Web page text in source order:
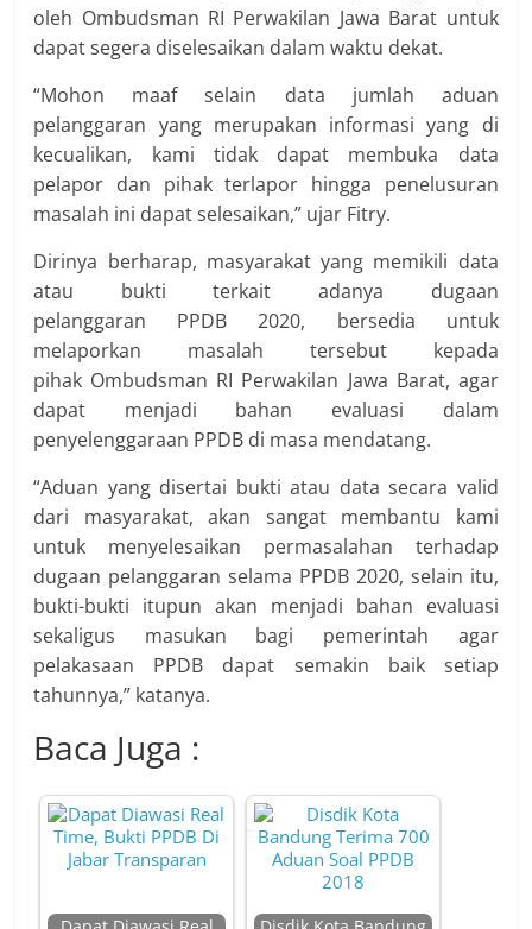
oleh Ombudsman RI Perwakilan Jawa Barat untuk
dapat segera diselesaikan dalam waktu dekat.
“Mohon maaf selain data jumlah aduan
pelanggaran yang merupakan informasi yang di
kecualikan, kami tidak dapat membuka data
pelapor dan pihak terlapor hingga penelusuran
masalah ini dapat selesaikan,” ujar Fitry.
Dirinya berharap, masyarakat yang memikili data
atau bukti terkait adanya dugaan
pelanggaran PPDB 2020, bersedia untuk
melaporkan masalah tersebut kepada
pihak Ombudsman RI Perwakilan Jawa Barat, agar
dapat menjadi bahan evaluasi dalam
penyelenggaraan PPDB di masa mendatang.
“Aduan yang disertai bukti atau data secara valid
dari masyarakat, akan sangat membantu kami
untuk menyelesaikan permasalahan terhadap
dugaan pelanggaran selama PPDB 2020, selain itu,
bukti-bukti itupun akan menjadi bahan evaluasi
sekaligus masukan bagi pemerintah agar
pelakasaan PPDB dapat semakin baik setiap
tahunnya,” katanya.
Baca Juga :